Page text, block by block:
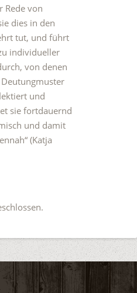
Rede von
dies in den
tut, und führt
individueller
von denen
und
sie fortdauernd
und damit
(Katja